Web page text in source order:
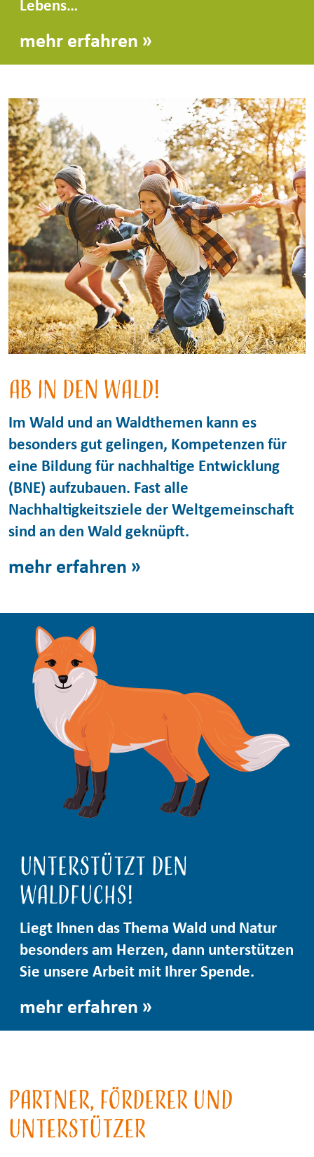
Lebens…
mehr erfahren
Ab in den Wald!
Im Wald und an Waldthemen kann es
besonders gut gelingen, Kompetenzen für
eine Bildung für nachhaltige Entwicklung
(BNE) aufzubauen. Fast alle
Nachhaltigkeitsziele der Weltgemeinschaft
sind an den Wald geknüpft.
mehr erfahren
Unterstützt den
Waldfuchs!
Liegt Ihnen das Thema Wald und Natur
besonders am Herzen, dann unterstützen
Sie unsere Arbeit mit Ihrer Spende.
mehr erfahren
Partner, Förderer und
Unterstützer